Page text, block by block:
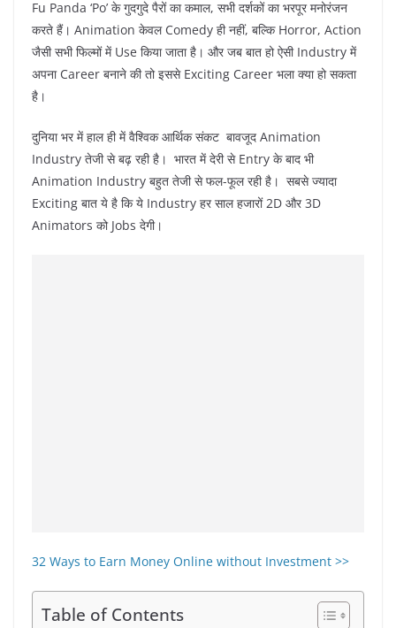
Fu Panda ‘Po’ के गुदगुदे पैरों का कमाल, सभी दर्शकों का भरपूर मनोरंजन
करते हैं। Animation केवल Comedy ही नहीं, बल्कि Horror, Action
जैसी सभी फिल्मों में Use किया जाता है। और जब बात हो ऐसी Industry में
अपना Career बनाने की तो इससे Exciting Career भला क्या हो सकता
है।
दुनिया भर में हाल ही में वैश्विक आर्थिक संकट बावजूद Animation
Industry तेजी से बढ़ रही है। भारत में देरी से Entry के बाद भी
Animation Industry बहुत तेजी से फल-फूल रही है। सबसे ज्यादा
Exciting बात ये है कि ये Industry हर साल हजारों 2D और 3D
Animators को Jobs देगी।
32 Ways to Earn Money Online without Investment >>
Table of Contents